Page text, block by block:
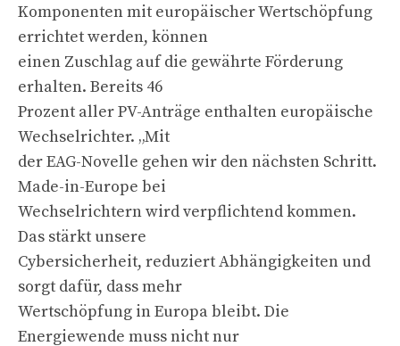
Komponenten mit europäischer Wertschöpfung
errichtet werden, können
einen Zuschlag auf die gewährte Förderung
erhalten. Bereits 46
Prozent aller PV-Anträge enthalten europäische
Wechselrichter. „Mit
der EAG-Novelle gehen wir den nächsten Schritt.
Made-in-Europe bei
Wechselrichtern wird verpflichtend kommen.
Das stärkt unsere
Cybersicherheit, reduziert Abhängigkeiten und
sorgt dafür, dass mehr
Wertschöpfung in Europa bleibt. Die
Energiewende muss nicht nur